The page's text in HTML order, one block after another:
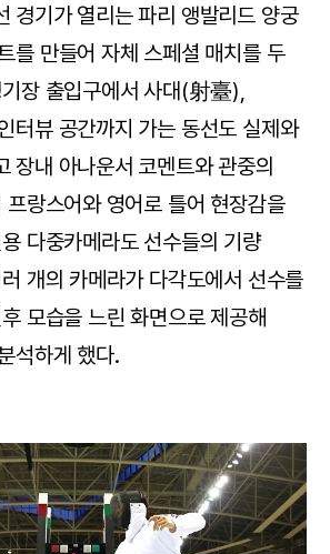
경기가 열리는 파리 앵발리드 양궁
를 만들어 자체 스페셜 매치를 두
장 출입구에서 사대(射臺),
터뷰 공간까지 가는 동선도 실제와
장내 아나운서 코멘트와 관중의
랑스어와 영어로 틀어 현장감을
다중카메라도 선수들의 기량
개의 카메라가 다각도에서 선수를
모습을 느린 화면으로 제공해
석하게 했다.